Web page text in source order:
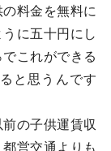
料金を無料に
に五十円にし
これができる
と思うんです
の子供運賃収
営交通よりも